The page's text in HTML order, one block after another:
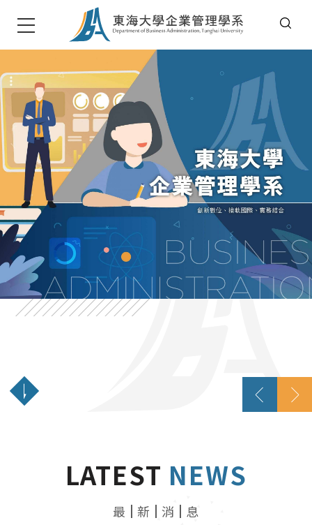
東海大學企管系
T
u
n
g
h
a
i
U
n
i
v
e
r
s
i
t
LATEST NEWS
最 新 消 息